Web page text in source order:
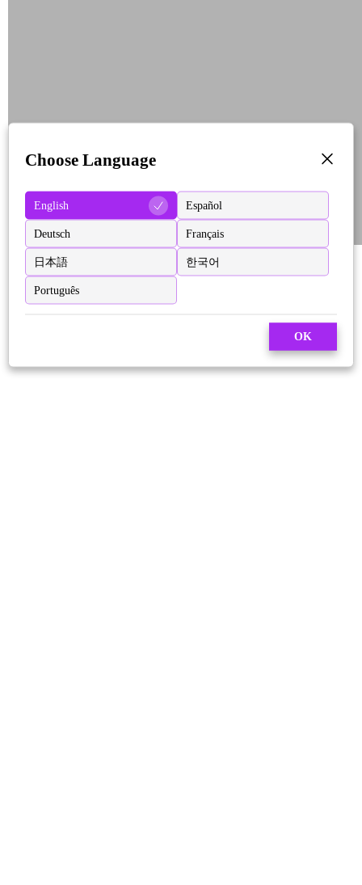
Choose Language
English Español
Deutsch Français
日本語 한국어
Português
OK